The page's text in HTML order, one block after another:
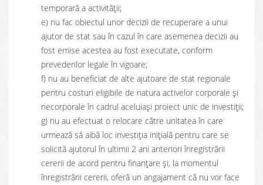
temporară a activităţii;
e) nu fac obiectul unor decizii de recuperare a unui
ajutor de stat sau în cazul în care asemenea decizii au
fost emise acestea au fost executate, conform
prevederilor legale în vigoare;
f) nu au beneficiat de alte ajutoare de stat regionale
pentru costuri eligibile de natura activelor corporale şi
necorporale în cadrul aceluiaşi proiect unic de investiţii;
g) nu au efectuat o relocare către unitatea în care
urmează să aibă loc investiția inițială pentru care se
solicită ajutorul în ultimii 2 ani anteriori înregistrării
cererii de acord pentru finanţare şi, la momentul
înregistrării cererii, oferă un angajament că nu vor face